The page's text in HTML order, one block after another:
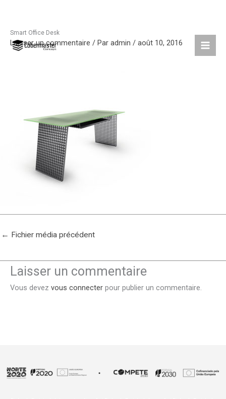
AllerSmart Office Desk
Laisser un commentaire / Par admin / août 10, 2016
← Fichier média précédent
Laisser un commentaire
Vous devez vous connecter pour publier un commentaire.